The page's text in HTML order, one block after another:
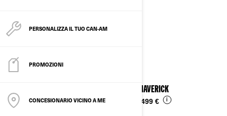
PERSONALIZZA IL TUO CAN-AM
PROMOZIONI
CONCESIONARIO VICINO A ME
Vedi i dettagli
2025 MAVERICK
30.499 € i